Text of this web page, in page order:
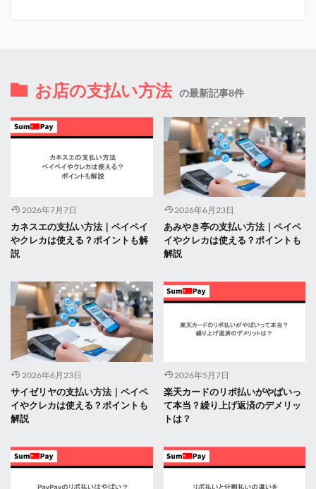
お店の支払い方法 の最新記事8件
2026年7月7日
カネスエの支払い方法｜ペイペイ
やクレカは使える？ポイントも解
説
2026年6月23日
あみやき亭の支払い方法｜ペイペ
イやクレカは使える？ポイントも
解説
2026年6月23日
サイゼリヤの支払い方法｜ペイペ
イやクレカは使える？ポイントも
解説
2026年5月7日
楽天カードのリボ払いがやばいっ
て本当？繰り上げ返済のデメリッ
トは？